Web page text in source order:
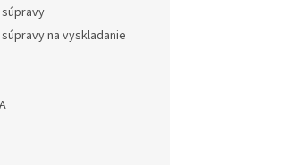
na vyskladanie